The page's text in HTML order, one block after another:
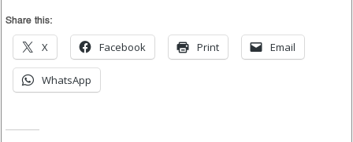
Share this:
X Facebook Print Email
WhatsApp